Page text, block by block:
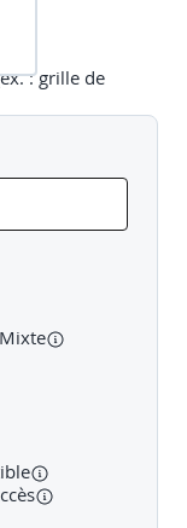
: grille de
modulaire
dynamiques
normalisée
dynamiques
extraction
Mixte